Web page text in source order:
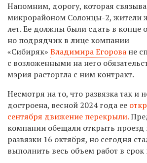
Напомним, дорогу, которая
микрорайоном Солонцы-2, жители
лет. Ее должны были сдать в конце
но подрядчик в лице компании
«Сибиряк» Владимира Егорова не
с возложенными на него
мэрия расторгла с ним контракт.
Несмотря на то, что развязка так и
достроена, весной 2024 года ее
сентября движение перекрыли.
компании обещали открыть проезд
развязки 16 октября, но сегодня
выполнить весь объем работ в срок